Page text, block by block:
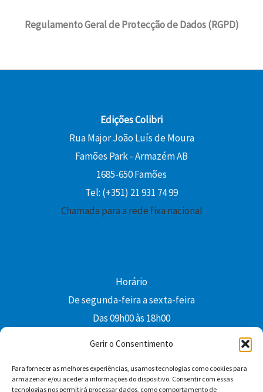
Gerir o Consentimento
Para fornecer as melhores experiências, usamos tecnologias como cookies para
armazenar e/ou aceder a informações do dispositivo. Consentir com essas
tecnologias nos permitirá processar dados, como comportamento de
Regulamento Geral de Protecção de Dados (RGPD)
Edições Colibri
Rua Major João Luís de Moura
Famões Park - Armazém AB
1685-650 Famões
Tel: (+351) 21 931 74 99
Chamada para a rede fixa nacional
Horário
De segunda-feira a sexta-feira
Das 09h00 às 18h00
Facebook YouTube Instagram
Whatsapp